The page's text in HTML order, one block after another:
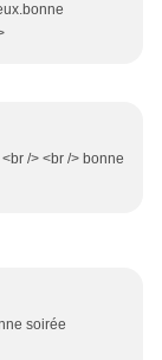
/> <br /> bonne
soirée